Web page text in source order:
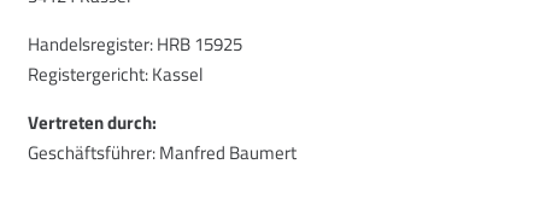
Handelsregister: HRB 15925
Registergericht: Kassel
Vertreten durch:
Geschäftsführer: Manfred Baumert